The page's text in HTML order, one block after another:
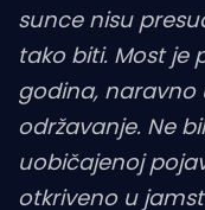
sunce nisu
tako biti. Most je
godina, naravno
održavanje. Ne
uobičajenoj
otkriveno u